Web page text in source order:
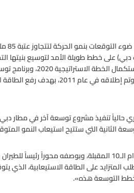
دبي) على خطط طويلة الأمد لتوسيع
وأضافت «على مدار الأعوام الـ10 المقبلة، وبوصفه
التوسعة هذه».